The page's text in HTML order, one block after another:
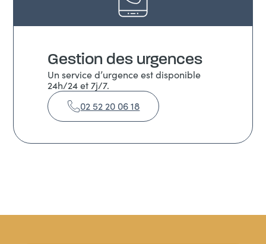
Gestion des urgences
Un service d’urgence est disponible
24h/24 et 7j/7.
02 52 20 06 18